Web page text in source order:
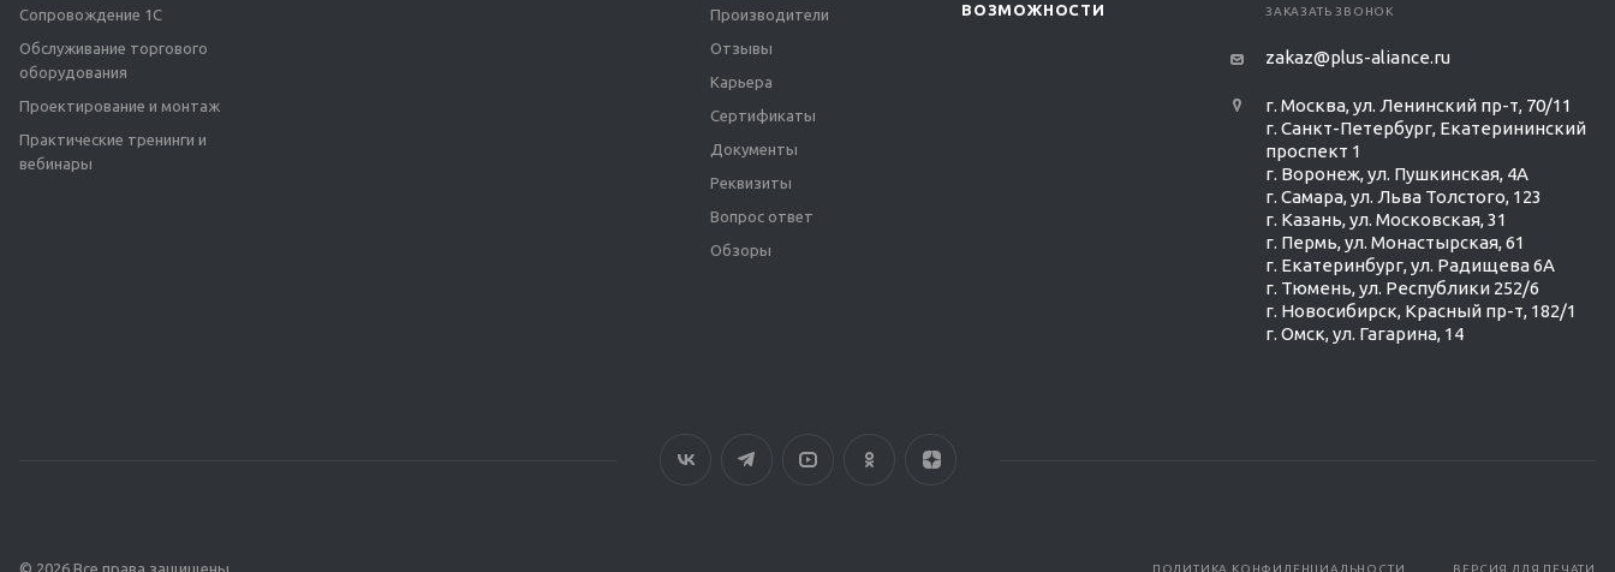
Сопровождение 1С
Обслуживание торгового
оборудования
Проектирование и монтаж
Практические тренинги и
вебинары
Производители
Отзывы
Карьера
Сертификаты
Документы
Реквизиты
Вопрос ответ
Обзоры
ВОЗМОЖНОСТИ ЗАКАЗАТЬ ЗВОНОК
zakaz@plus-aliance.ru
г. Москва, ул. Ленинский пр-т, 70/11
г. Санкт-Петербург, Екатерининский
проспект 1
г. Воронеж, ул. Пушкинская, 4А
г. Самара, ул. Льва Толстого, 123
г. Казань, ул. Московская, 31
г. Пермь, ул. Монастырская, 61
г. Екатеринбург, ул. Радищева 6А
г. Тюмень, ул. Республики 252/6
г. Новосибирск, Красный пр-т, 182/1
г. Омск, ул. ​Гагарина, 14
ВЕРСИЯ ДЛЯ ПЕЧАТИ
ПОЛИТИКА КОНФИДЕНЦИАЛЬНОСТИ
© 2026 Все права защищены.